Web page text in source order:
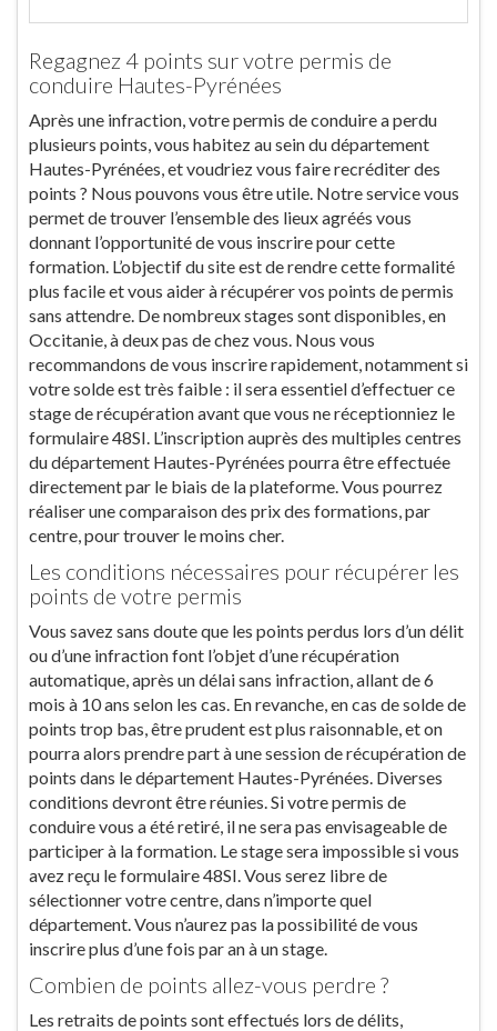
Regagnez 4 points sur votre permis de
conduire Hautes-Pyrénées
Après une infraction, votre permis de conduire a perdu
plusieurs points, vous habitez au sein du département
Hautes-Pyrénées, et voudriez vous faire recréditer des
points ? Nous pouvons vous être utile. Notre service vous
permet de trouver l’ensemble des lieux agréés vous
donnant l’opportunité de vous inscrire pour cette
formation. L’objectif du site est de rendre cette formalité
plus facile et vous aider à récupérer vos points de permis
sans attendre. De nombreux stages sont disponibles, en
Occitanie, à deux pas de chez vous. Nous vous
recommandons de vous inscrire rapidement, notamment si
votre solde est très faible : il sera essentiel d’effectuer ce
stage de récupération avant que vous ne réceptionniez le
formulaire 48SI. L’inscription auprès des multiples centres
du département Hautes-Pyrénées pourra être effectuée
directement par le biais de la plateforme. Vous pourrez
réaliser une comparaison des prix des formations, par
centre, pour trouver le moins cher.
Les conditions nécessaires pour récupérer les
points de votre permis
Vous savez sans doute que les points perdus lors d’un délit
ou d’une infraction font l’objet d’une récupération
automatique, après un délai sans infraction, allant de 6
mois à 10 ans selon les cas. En revanche, en cas de solde de
points trop bas, être prudent est plus raisonnable, et on
pourra alors prendre part à une session de récupération de
points dans le département Hautes-Pyrénées. Diverses
conditions devront être réunies. Si votre permis de
conduire vous a été retiré, il ne sera pas envisageable de
participer à la formation. Le stage sera impossible si vous
avez reçu le formulaire 48SI. Vous serez libre de
sélectionner votre centre, dans n’importe quel
département. Vous n’aurez pas la possibilité de vous
inscrire plus d’une fois par an à un stage.
Combien de points allez-vous perdre ?
Les retraits de points sont effectués lors de délits,